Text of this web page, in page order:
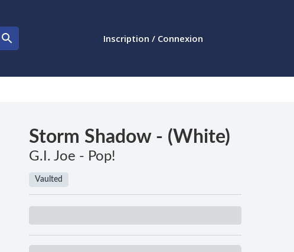
Inscription / Connexion
Storm Shadow - (White)
G.I. Joe - Pop!
Vaulted